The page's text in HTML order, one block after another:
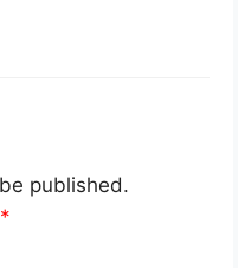
published.
*